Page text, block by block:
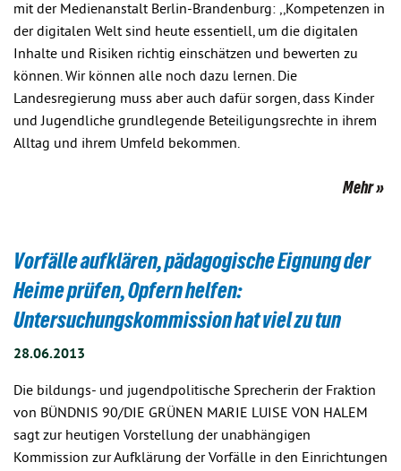
mit der Medienanstalt Berlin-Brandenburg: ,,Kompetenzen in
der digitalen Welt sind heute essentiell, um die digitalen
Inhalte und Risiken richtig einschätzen und bewerten zu
können. Wir können alle noch dazu lernen. Die
Landesregierung muss aber auch dafür sorgen, dass Kinder
und Jugendliche grundlegende Beteiligungsrechte in ihrem
Alltag und ihrem Umfeld bekommen.
Mehr
Vorfälle aufklären, pädagogische Eignung der
Heime prüfen, Opfern helfen:
Untersuchungskommission hat viel zu tun
28.06.2013
Die bildungs- und jugendpolitische Sprecherin der Fraktion
von BÜNDNIS 90/DIE GRÜNEN MARIE LUISE VON HALEM
sagt zur heutigen Vorstellung der unabhängigen
Kommission zur Aufklärung der Vorfälle in den Einrichtungen